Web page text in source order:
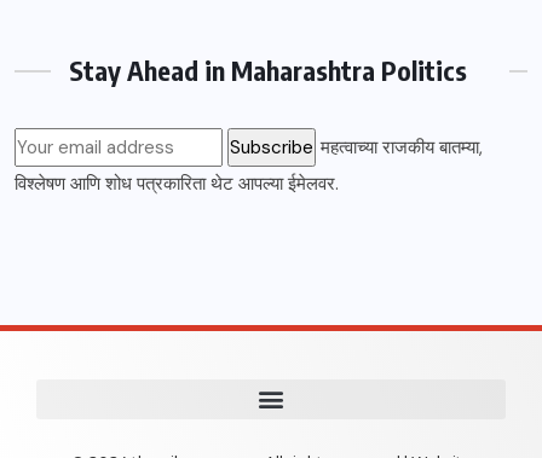
Stay Ahead in Maharashtra Politics
महत्वाच्या राजकीय बातम्या,
विश्लेषण आणि शोध पत्रकारिता थेट आपल्या ईमेलवर.